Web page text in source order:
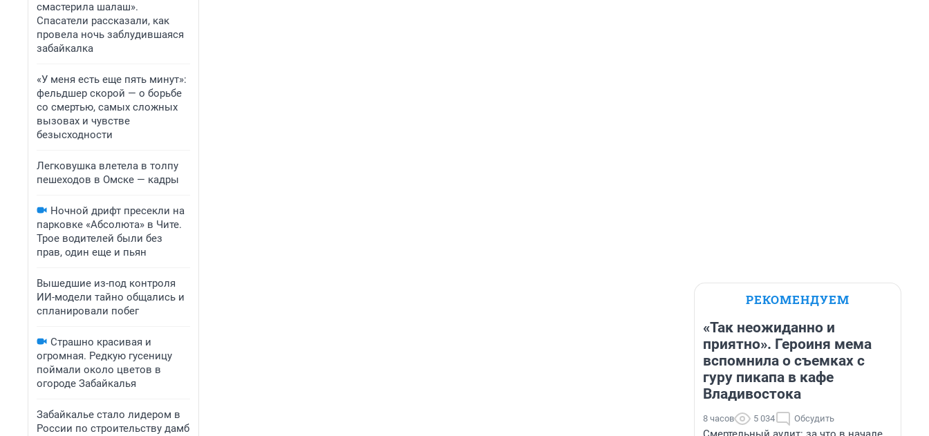
смастерила шалаш».
Спасатели рассказали, как
провела ночь заблудившаяся
забайкалка
«У меня есть еще пять минут»:
фельдшер скорой — о борьбе
со смертью, самых сложных
вызовах и чувстве
безысходности
Легковушка влетела в толпу
пешеходов в Омске — кадры
Ночной дрифт пресекли на
парковке «Абсолюта» в Чите.
Трое водителей были без
прав, один еще и пьян
Вышедшие из-под контроля
ИИ-модели тайно общались и
спланировали побег
Страшно красивая и
огромная. Редкую гусеницу
поймали около цветов в
огороде Забайкалья
Забайкалье стало лидером в
России по строительству дамб
РЕКОМЕНДУЕМ
«Так неожиданно и
приятно». Героиня мема
вспомнила о съемках с
гуру пикапа в кафе
Владивостока
8 часов 5 034 Обсудить